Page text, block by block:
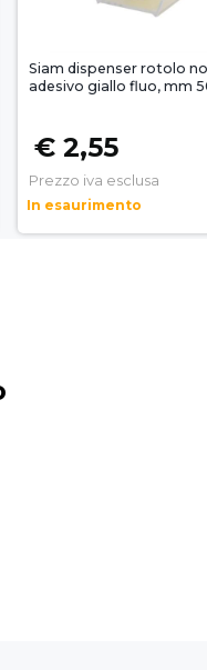
Siam dispenser rotolo
adesivo giallo fluo, mm
€ 2,55
Prezzo iva esclusa
In esaurimento